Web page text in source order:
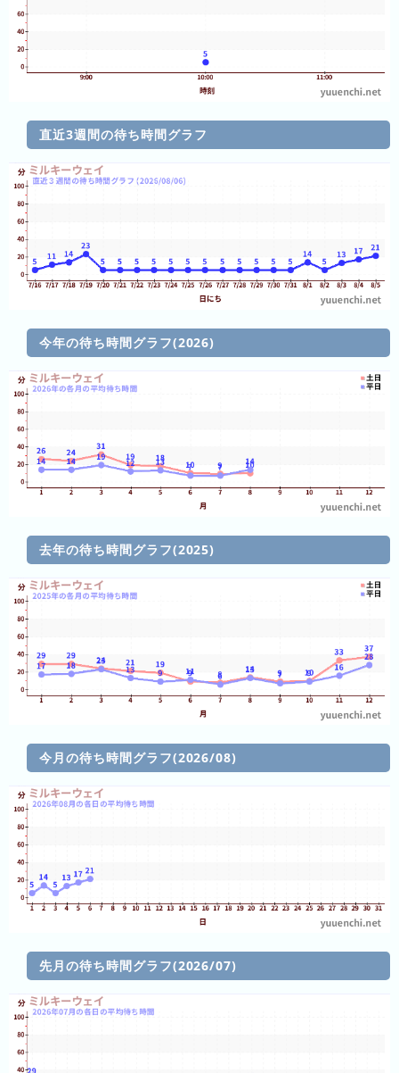
前
日
前
5
6
日
7
日
前
(月
2025
年
(月
ご
2024
年
(月
と)
2023
年
2026
ご
と)
2025
直近3週間の待ち時間グラフ
今年の待ち時間グラフ(2026)
去年の待ち時間グラフ(2025)
今月の待ち時間グラフ(2026/08)
先月の待ち時間グラフ(2026/07)